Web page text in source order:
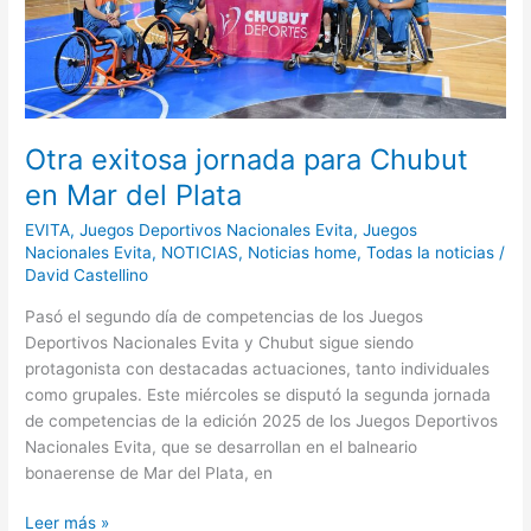
Otra exitosa jornada para Chubut
en Mar del Plata
EVITA,Juegos Deportivos Nacionales Evita,Juegos
Nacionales Evita, NOTICIAS, Noticias home,Todas la noticias /
David Castellino
Pasó el segundo día de competencias de los Juegos
Deportivos Nacionales Evita y Chubut sigue siendo
protagonista con destacadas actuaciones, tanto individuales
como grupales. Este miércoles se disputó la segunda jornada
de competencias de la edición 2025 de los Juegos Deportivos
Nacionales Evita, que se desarrollan en el balneario
bonaerense de Mar del Plata, en
Mar
del
Plata
Leer más »